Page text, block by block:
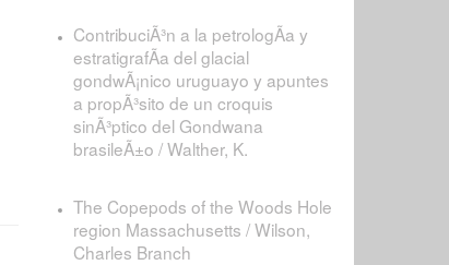
ContribuciÃ³n a la petrologÃ­a y
estratigrafÃ­a del glacial
gondwÃ¡nico uruguayo y apuntes
a propÃ³sito de un croquis
sinÃ³ptico del Gondwana
brasileÃ±o / Walther, K.
The Copepods of the Woods Hole
region Massachusetts / Wilson,
Charles Branch